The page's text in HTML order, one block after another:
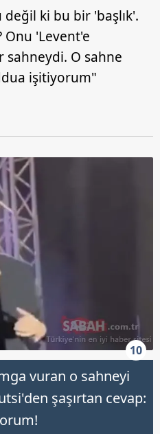
ki bu bir 'başlık'.
Onu 'Levent'e
sahneydi. O sahne
işitiyorum"
10
vuran o sahneyi
şaşırtan cevap: